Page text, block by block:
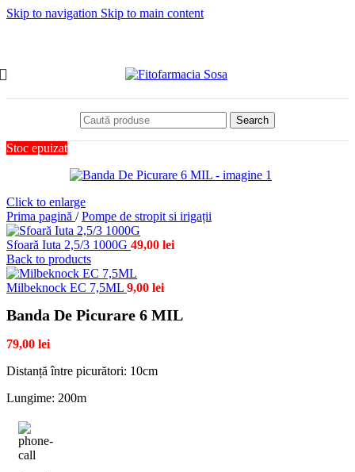
Skip to navigation Skip to main content
Search
Stoc epuizat
Click to enlarge
Prima pagină / Pompe de stropit si irigații
Sfoară Iuta 2,5/3 1000G 49,00 lei
Back to products
Milbeknock EC 7,5ML 9,00 lei
Banda De Picurare 6 MIL
79,00 lei
Distanță între picurători: 10cm
Lungime: 200m